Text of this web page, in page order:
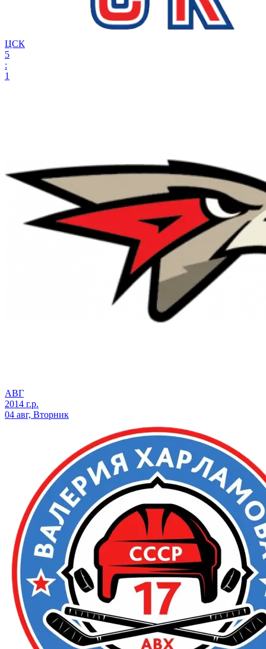
ЦСК
5
:
1
АВГ
2014 г.р.
04 авг, Вторник